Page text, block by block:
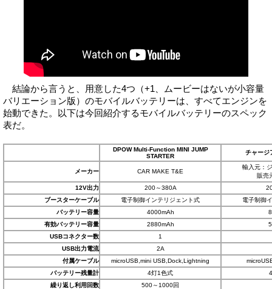
結論から言うと、用意した4つ（+1、ムービーはないが小容量
バリエーション版）のモバイルバッテリーは、すべてエンジンを
始動できた。以下は今回紹介するモバイルバッテリーのスペック
表だ。
DPOW Multi-Function MINI JUMP
STARTER
チャージ
メーカー CAR MAKE T&E
輸入元：
販売
12V出力
200～380A
ブースターケーブル
電子制御インテリジェント式
電子制御
バッテリー容量
4000mAh
有効バッテリー容量
2880mAh
USBコネクター数
1
USB出力電流
2A
付属ケーブル
microUSB,mini USB,Dock,Lightning
バッテリー残量計
4灯1色式
繰り返し利用回数
500～1000回